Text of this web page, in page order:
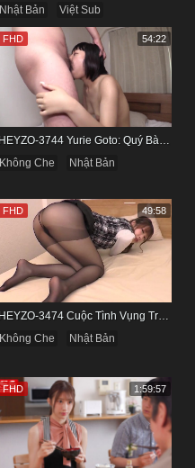
Nhật Bản
Việt Sub
HEYZO-3744 Yurie Goto: Quý Bà Dâm Phụ & Cơn Cuồng Si Mùi Buồi Khắm
Không Che
Nhật Bản
FHD 54:22
Không Che
Nhật Bản
FHD 49:58
FHD 1:59:57